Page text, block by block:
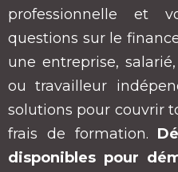
professionnelle et
questions sur le
une entreprise,
ou travailleur
solutions pour couvrir
frais de formation.
disponibles pour